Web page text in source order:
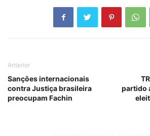
Anterior
Sanções internacionais
contra Justiça brasileira
preocupam Fachin
partido